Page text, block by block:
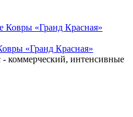
«Гранд Красная»
- коммерческий, интенсивные